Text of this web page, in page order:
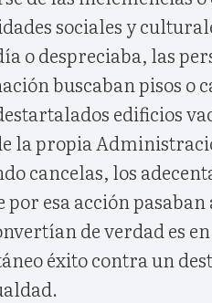
sociales y
o despreciaba, las
buscaban pisos o
edificios
la propia
cancelas, los
por esa acción
de verdad es
éxito contra un